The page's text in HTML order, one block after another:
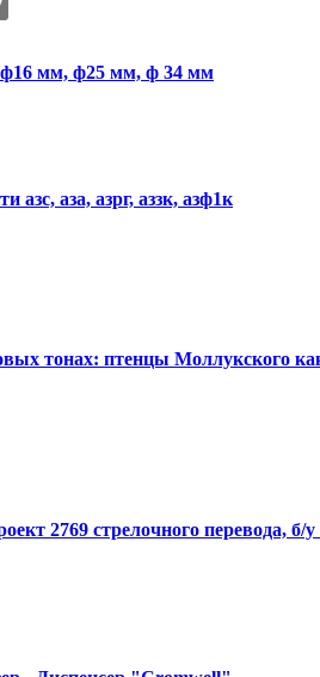
ф16 мм, ф25 мм, ф 34 мм
аза, азрг, аззк, азф1к
тонах: птенцы Моллукского
2769 стрелочного перевода, б/у